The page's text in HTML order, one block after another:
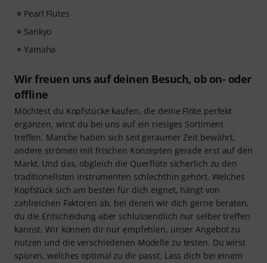
Pearl Flutes
Sankyo
Yamaha
Wir freuen uns auf deinen Besuch, ob on- oder
offline
Möchtest du Kopfstücke kaufen, die deine Flöte perfekt
ergänzen, wirst du bei uns auf ein riesiges Sortiment
treffen. Manche haben sich seit geraumer Zeit bewährt,
andere strömen mit frischen Konzepten gerade erst auf den
Markt. Und das, obgleich die Querflöte sicherlich zu den
traditionellsten Instrumenten schlechthin gehört. Welches
Kopfstück sich am besten für dich eignet, hängt von
zahlreichen Faktoren ab, bei denen wir dich gerne beraten,
du die Entscheidung aber schlussendlich nur selber treffen
kannst. Wir können dir nur empfehlen, unser Angebot zu
nutzen und die verschiedenen Modelle zu testen. Du wirst
spüren, welches optimal zu dir passt. Lass dich bei einem